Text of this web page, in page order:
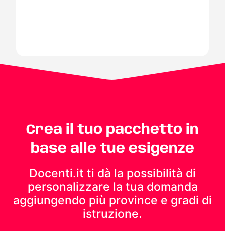
Crea il tuo pacchetto in
base alle tue esigenze
Docenti.it ti dà la possibilità di
personalizzare la tua domanda
aggiungendo più province e gradi di
istruzione.